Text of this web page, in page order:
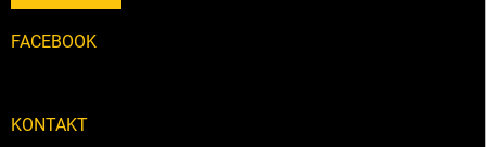
FACEBOOK
KONTAKT